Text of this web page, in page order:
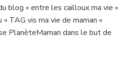
vis
ma
vie
blog « entre les cailloux ma vie »
TAG vis ma vie de maman »
PlanèteMaman dans le but de